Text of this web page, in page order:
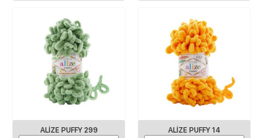
ALIZE PUFFY 299 ALIZE PUFFY 14